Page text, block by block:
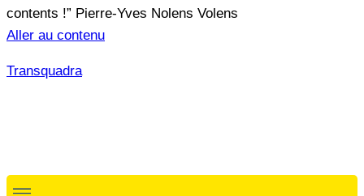
contents !” Pierre-Yves Nolens Volens
Aller au contenu
Transquadra